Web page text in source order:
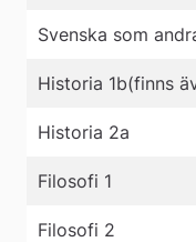
Svenska som
Historia 1b(finns
Historia 2a
Filosofi 1
Filosofi 2